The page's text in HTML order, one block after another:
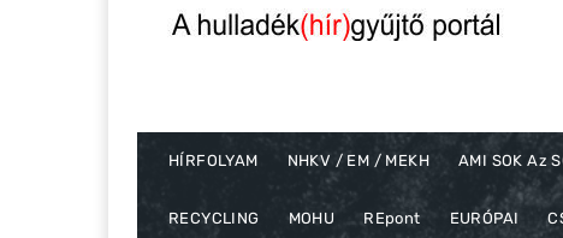
HÍRFOLYAM NHKV / EM / MEKH AMI SOK Az
RECYCLING MOHU REpont EURÓPAI